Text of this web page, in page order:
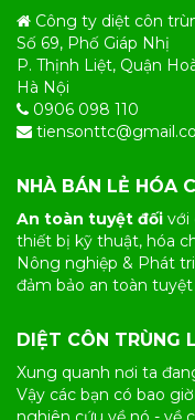
Công ty diệt côn
Số 69, Phố Giáp Nhị
P. Thịnh Liệt, Quận
Hà Nội
0906 098 110
NHÀ BÁN LẺ HÓA
An toàn tuyệt đối với
thiết bị kỹ thuật, hóa
Nông nghiệp & Phát
đảm bảo an toàn
DIỆT CÔN TRÙNG
Xung quanh nơi ta
Vậy các bạn có bao